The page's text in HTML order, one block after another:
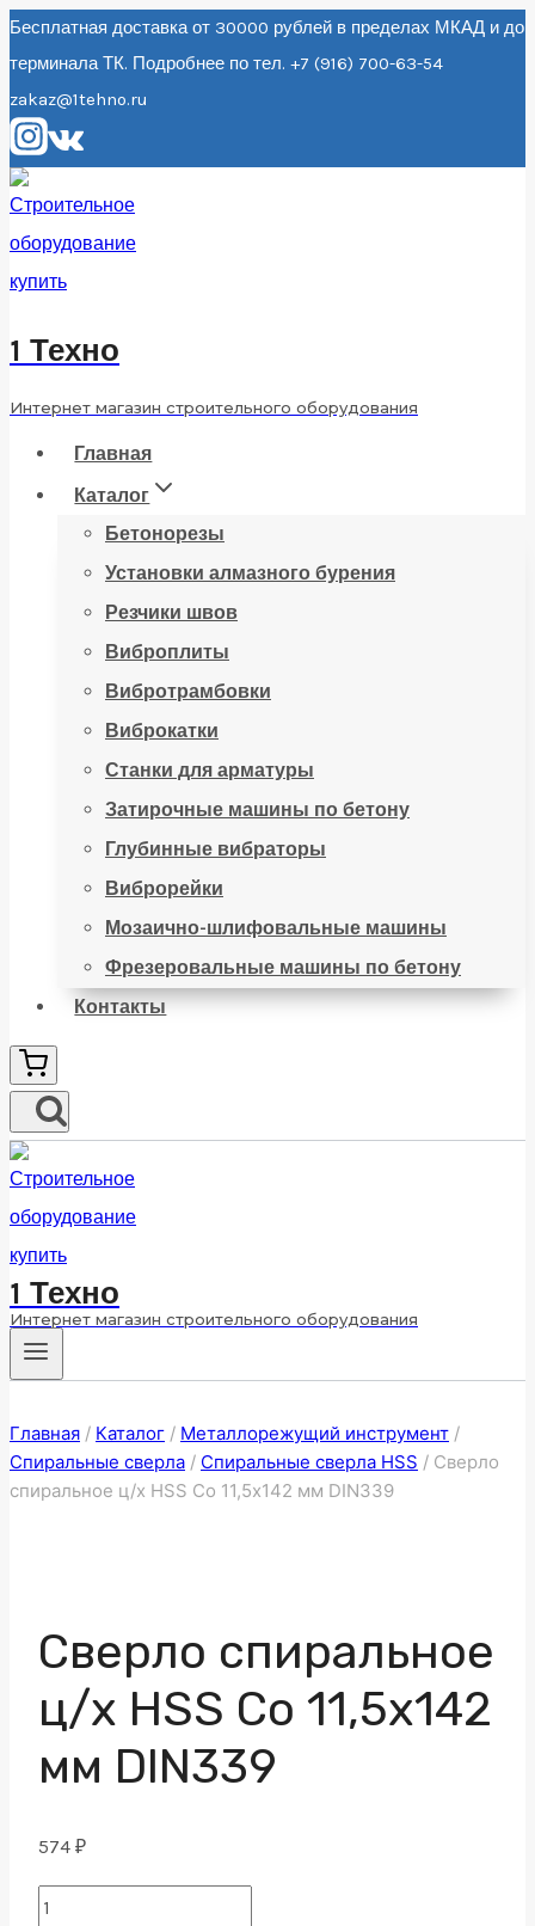
Перейти
к
содержанию
Бесплатная доставка от 30000 рублей в пределах МКАД и до
терминала ТК. Подробнее по тел. +7 (916) 700-63-54
zakaz@1tehno.ru
1 Техно
Интернет магазин строительного оборудования
Главная
Каталог
Бетонорезы
Установки алмазного бурения
Резчики швов
Виброплиты
Вибротрамбовки
Виброкатки
Станки для арматуры
Затирочные машины по бетону
Глубинные вибраторы
Виброрейки
Мозаично-шлифовальные машины
Фрезеровальные машины по бетону
Контакты
1 Техно
Интернет магазин строительного оборудования
Главная / Каталог / Металлорежущий инструмент /
Спиральные сверла / Спиральные сверла HSS / Сверло
спиральное ц/х HSS Co 11,5х142 мм DIN339
Сверло спиральное
ц/х HSS Co 11,5х142
мм DIN339
574 ₽
Сверло